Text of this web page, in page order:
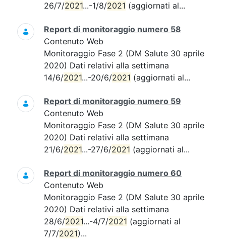
26/7/2021...-1/8/2021 (aggiornati al...
Report di monitoraggio numero 58
Contenuto Web
Monitoraggio Fase 2 (DM Salute 30 aprile
2020) Dati relativi alla settimana
14/6/2021...-20/6/2021 (aggiornati al...
Report di monitoraggio numero 59
Contenuto Web
Monitoraggio Fase 2 (DM Salute 30 aprile
2020) Dati relativi alla settimana
21/6/2021...-27/6/2021 (aggiornati al...
Report di monitoraggio numero 60
Contenuto Web
Monitoraggio Fase 2 (DM Salute 30 aprile
2020) Dati relativi alla settimana
28/6/2021...-4/7/2021 (aggiornati al
7/7/2021)...